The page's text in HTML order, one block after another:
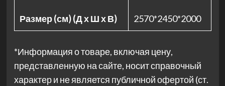
Размер (см) (Д х Ш х В) 2570*2450*2000
*Информация о товаре, включая цену,
представленную на сайте, носит справочный
характер и не является публичной офертой (ст.